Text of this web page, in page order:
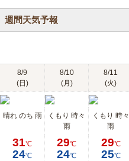
週間天気予報
8/9
(日)
8/10
(月)
8/11
(火)
晴れ のち 雨
くもり 時々
雨
くもり 時々
雨
31℃
24℃
29℃
24℃
29℃
25℃